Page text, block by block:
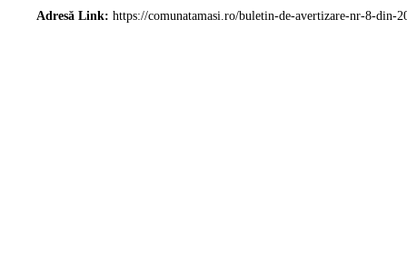
Adresă Link: https://comunatamasi.ro/buletin-de-avertizare-nr-8-din-